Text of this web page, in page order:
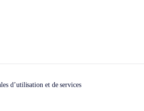
d’utilisation et de services